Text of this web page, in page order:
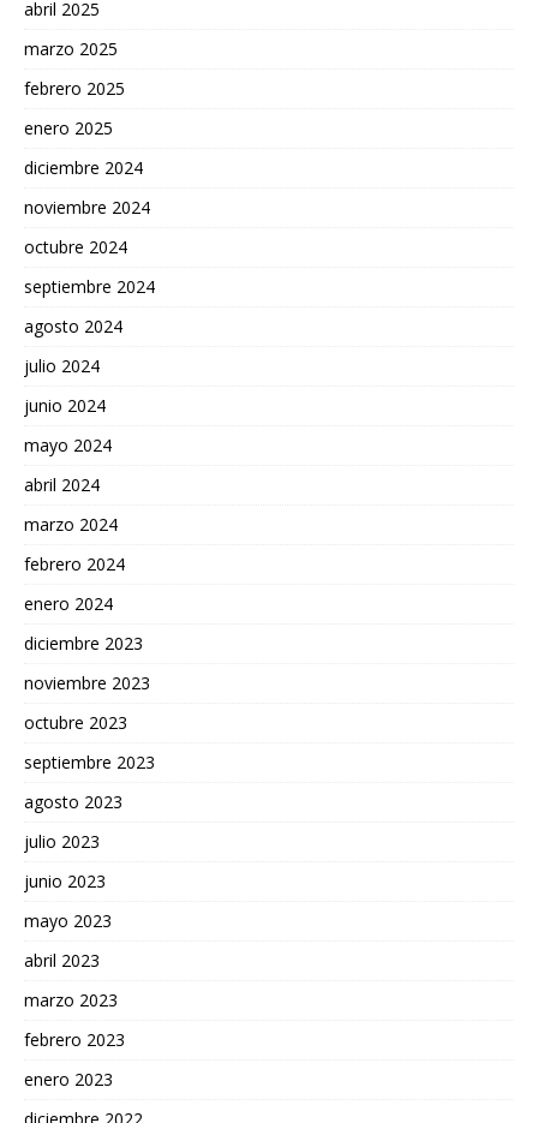
abril 2025
marzo 2025
febrero 2025
enero 2025
diciembre 2024
noviembre 2024
octubre 2024
septiembre 2024
agosto 2024
julio 2024
junio 2024
mayo 2024
abril 2024
marzo 2024
febrero 2024
enero 2024
diciembre 2023
noviembre 2023
octubre 2023
septiembre 2023
agosto 2023
julio 2023
junio 2023
mayo 2023
abril 2023
marzo 2023
febrero 2023
enero 2023